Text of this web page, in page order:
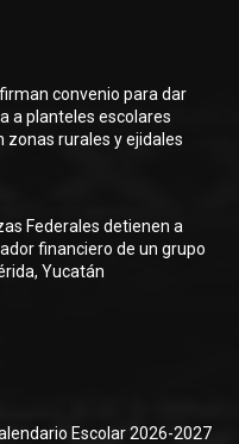
convenio para dar
a planteles escolares
zonas rurales y ejidales
Federales detienen a
financiero de un grupo
Yucatán
Escolar 2026-2027